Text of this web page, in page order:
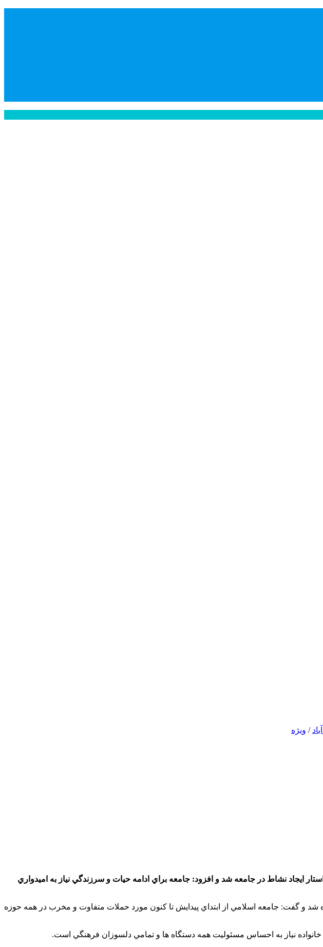
/ ویژه
ايجاد نشاط در جامعه شد و افزود: جامعه براي ادامه حيات و سرزندگي نياز به اميدواري
شد و گفت: جامعه اسلامي از ابتداي پيدايش تا كنون مورد حملات متفاوت و مخرب در همه حوزه
خانواده نياز به احساس مسئوليت همه دستگاه ها و تمامي دلسوزان فرهنگي است.